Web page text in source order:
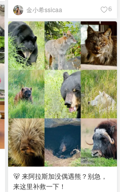
金小希ssicaa 6
🐻 来阿拉斯加没偶遇熊？别急，
来这里补救一下！